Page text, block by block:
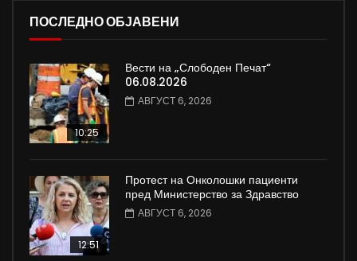
ПОСЛЕДНО ОБЈАВЕНИ
10:25
Вести на „Слободен Печат“
06.08.2026
АВГУСТ 6, 2026
12:51
Протест на Онколошки пациенти
пред Министерство за Здравство
АВГУСТ 6, 2026